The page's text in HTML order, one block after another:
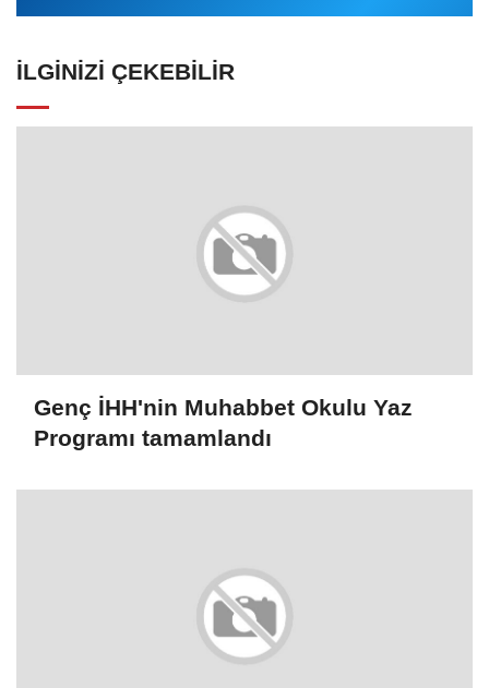
İLGINIZI ÇEKEBILIR
Genç İHH'nin Muhabbet Okulu Yaz
Programı tamamlandı